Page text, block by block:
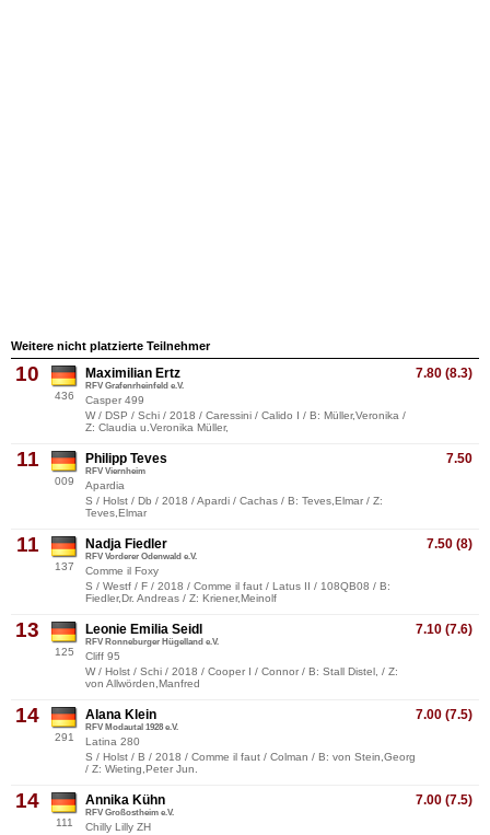
Weitere nicht platzierte Teilnehmer
10
436
7.80 (8.3)
Maximilian Ertz
RFV Grafenrheinfeld e.V.
Casper 499
W / DSP / Schi / 2018 / Caressini / Calido I / B: Müller,Veronika /
Z: Claudia u.Veronika Müller,
11
009
7.50
Philipp Teves
RFV Viernheim
Apardia
S / Holst / Db / 2018 / Apardi / Cachas / B: Teves,Elmar / Z:
Teves,Elmar
11
137
7.50 (8)
Nadja Fiedler
RFV Vorderer Odenwald e.V.
Comme il Foxy
S / Westf / F / 2018 / Comme il faut / Latus II / 108QB08 / B:
Fiedler,Dr. Andreas / Z: Kriener,Meinolf
13
125
7.10 (7.6)
Leonie Emilia Seidl
RFV Ronneburger Hügelland e.V.
Cliff 95
W / Holst / Schi / 2018 / Cooper I / Connor / B: Stall Distel, / Z:
von Allwörden,Manfred
14
291
7.00 (7.5)
Alana Klein
RFV Modautal 1928 e.V.
Latina 280
S / Holst / B / 2018 / Comme il faut / Colman / B: von Stein,Georg
/ Z: Wieting,Peter Jun.
14
111
7.00 (7.5)
Annika Kühn
RFV Großostheim e.V.
Chilly Lilly ZH